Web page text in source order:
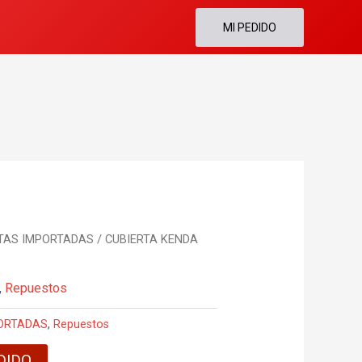
MI PEDIDO
IMPORTADAS / CUBIERTA KENDA
, Repuestos
, Repuestos